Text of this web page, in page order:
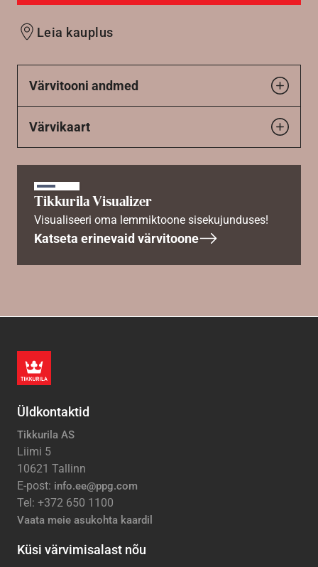
Leia kauplus
Värvitooni andmed
Värvikaart
Tikkurila Visualizer
Visualiseeri oma lemmiktoone sisekujunduses!
Katseta erinevaid värvitoone
Üldkontaktid
Tikkurila AS
Liimi 5
10621 Tallinn
E-post: info.ee@ppg.com
Tel: +372 650 1100
Vaata meie asukohta kaardil
Küsi värvimisalast nõu